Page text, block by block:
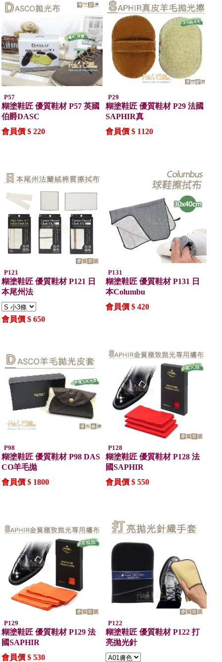
P57
糊塗鞋匠 優質鞋材 P57 英國
伯爵DASC
會員價 $ 220
P29
糊塗鞋匠 優質鞋材 P29 法國
SAPHIR真
會員價 $ 1120
P121
糊塗鞋匠 優質鞋材 P121 日
本尾州法
會員價 $ 650
P131
糊塗鞋匠 優質鞋材 P131 日
本Columbu
會員價 $ 420
P98
糊塗鞋匠 優質鞋材 P98 DAS
CO羊毛拋
會員價 $ 1800
P128
糊塗鞋匠 優質鞋材 P128 法
國SAPHIR
會員價 $ 550
P129
糊塗鞋匠 優質鞋材 P129 法
國SAPHIR
會員價 $ 530
P122
糊塗鞋匠 優質鞋材 P122 打
亮拋光針